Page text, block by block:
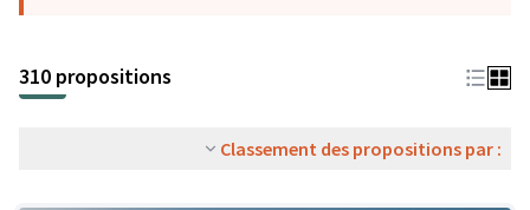
310 propositions
Classement des propositions par :